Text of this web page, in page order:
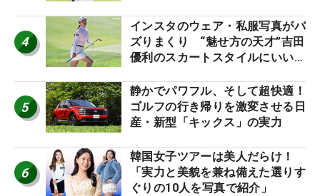
4
インスタのウェア・私服写真がバ
ズりまくり “魅せ方の天才”吉田
優利のスカートスタイルにいい
5
静かでパワフル、そして超快適！
ゴルフの行き帰りを激変させる日
産・新型「キックス」の実力
6
韓国女子ツアーは美人だらけ！
「実力と美貌を兼ね備えた選りす
ぐりの10人を写真で紹介」